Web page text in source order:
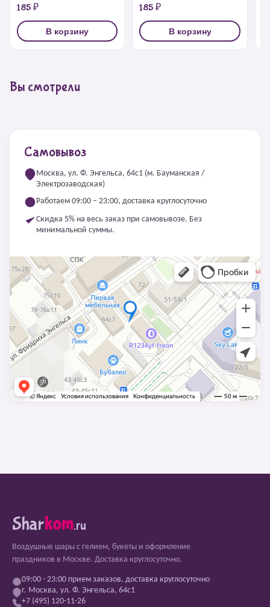
185 ₽
В корзину
185 ₽
В корзину
Вы смотрели
Самовывоз
Москва, ул. Ф. Энгельса, 64с1 (м. Бауманская /
Электрозаводская)
Работаем 09:00 – 23:00, доставка круглосуточно
Скидка 5% на весь заказ при самовывозе. Без
минимальной суммы.
Sharkom.ru
Воздушные шары с гелием, букеты и оформление
праздников в Москве. Доставка круглосуточно.
09:00 - 23:00 прием заказов, доставка круглосуточно
г. Москва, ул. Ф. Энгельса, 64с1
+7 (495) 120-11-26